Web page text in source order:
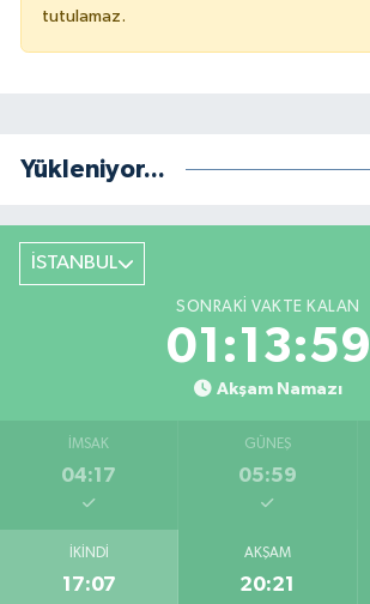
tutulamaz.
Yükleniyor...
İSTANBUL
SONRAKI VAKTE KALAN
01:13:58
Akşam Namazı
İMSAK
04:17
GÜNEŞ
05:59
İKINDI
17:07
AKŞAM
20:21